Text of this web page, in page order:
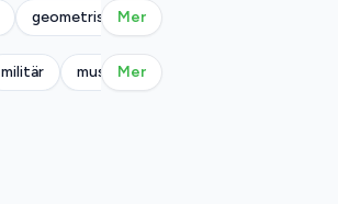
geometrisk Mer
militär musik natur
Mer